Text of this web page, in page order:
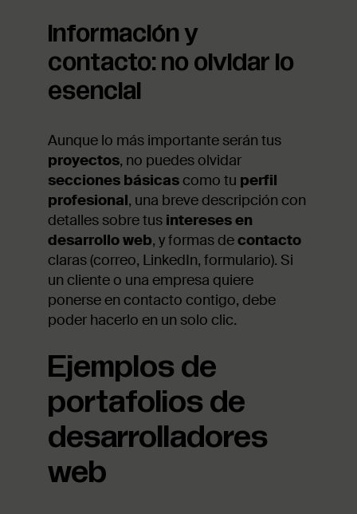
Información y
contacto: no olvidar lo
esencial
Aunque lo más importante serán tus
proyectos, no puedes olvidar
secciones básicascomo tu perfil
profesional, una breve descripción con
detalles sobre tus intereses en
desarrollo web, y formas decontacto
claras (correo, LinkedIn, formulario). Si
un cliente o una empresa quiere
ponerse en contacto contigo, debe
poder hacerlo en un solo clic.
Ejemplos de
portafolios de
desarrolladores
web